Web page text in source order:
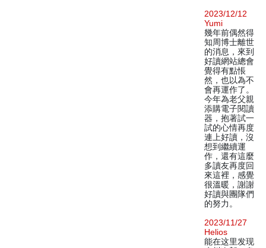
2023/12/12
Yumi
幾年前偶然得
知周博士離世
的消息，來到
好讀網站總會
覺得有點悵
然，也以為不
會再運作了。
今年為老父親
添購電子閱讀
器，抱著試一
試的心情再度
連上好讀，沒
想到繼續運
作，還有這麼
多讀友再度回
來這裡，感覺
很溫暖，謝謝
好讀與團隊們
的努力。
2023/11/27
Helios
能在这里发现